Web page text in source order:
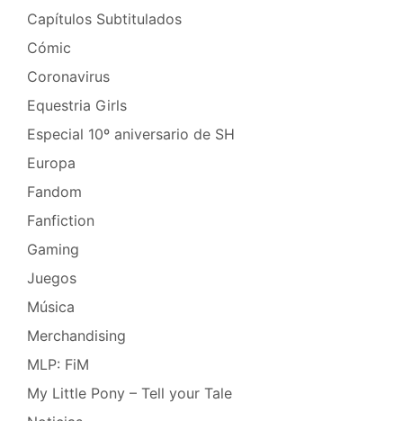
Capítulos Subtitulados
Cómic
Coronavirus
Equestria Girls
Especial 10º aniversario de SH
Europa
Fandom
Fanfiction
Gaming
Juegos
Música
Merchandising
MLP: FiM
My Little Pony – Tell your Tale